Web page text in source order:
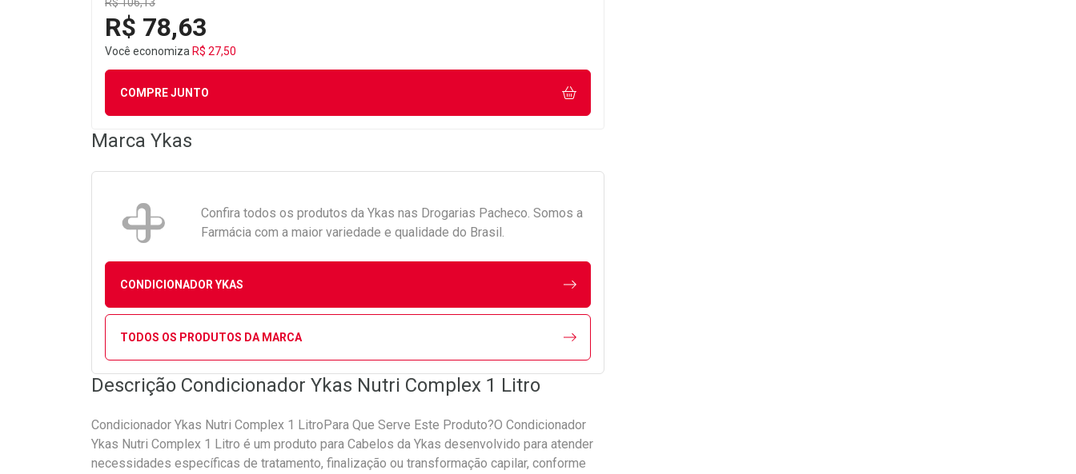
R$ 78,63
Você economiza R$ 27,50
COMPRE JUNTO
Marca Ykas
Confira todos os produtos da Ykas nas Drogarias Pacheco. Somos a
Farmácia com a maior variedade e qualidade do Brasil.
CONDICIONADOR YKAS
TODOS OS PRODUTOS DA MARCA
Descrição Condicionador Ykas Nutri Complex 1 Litro
Condicionador Ykas Nutri Complex 1 LitroPara Que Serve Este Produto?O Condicionador
Ykas Nutri Complex 1 Litro é um produto para Cabelos da Ykas desenvolvido para atender
necessidades específicas de tratamento, finalização ou transformação capilar, conforme